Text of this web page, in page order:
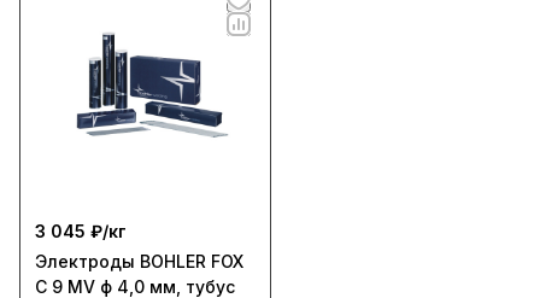
3 045 ₽/кг
Электроды BOHLER FOX
C 9 MV ф 4,0 мм, тубус